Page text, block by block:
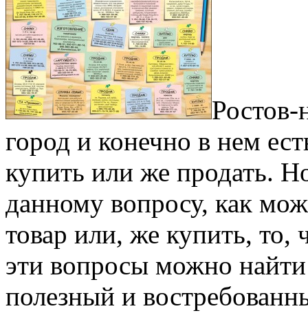
город и конечно в нем
купить или же продать.
данному вопросу, как
товар или, же купить, то,
эти вопросы можно
полезный и